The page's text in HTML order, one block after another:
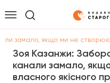
замало, якщо ми не
Зоя Казанжи:
канали замало,
власного якісного